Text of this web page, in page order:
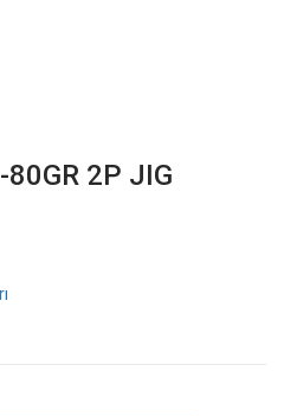
80GR 2P JIG